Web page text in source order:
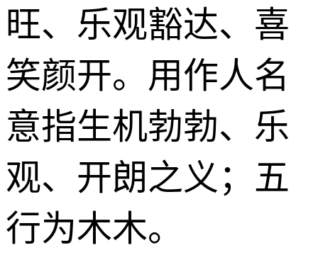
旺、乐观豁达、喜
笑颜开。用作人名
意指生机勃勃、乐
观、开朗之义；五
行为木木。